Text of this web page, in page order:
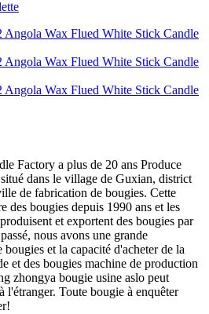
Factory a plus de 20 ans Produce
dans le village de Guxian, district
de fabrication de bougies. Cette
des bougies depuis 1990 ans et les
et exportent des bougies par
nous avons une grande
et la capacité d'acheter de la
et des bougies machine de production
zhongya bougie usine aslo peut
l'étranger. Toute bougie à enquêter